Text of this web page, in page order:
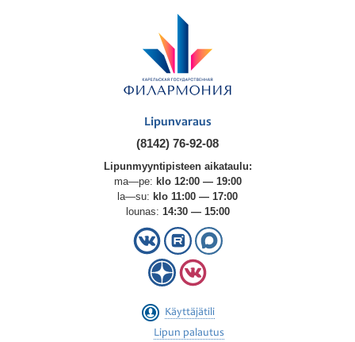
Lipunvaraus
(8142) 76-92-08
Lipunmyyntipisteen aikataulu:
ma—pe: klo 12:00 — 19:00
la—su: klo 11:00 — 17:00
lounas: 14:30 — 15:00
Käyttäjätili
Lipun palautus